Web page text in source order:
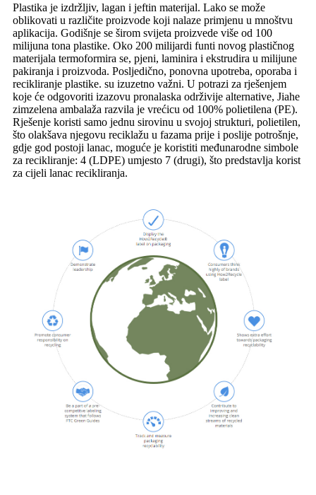
Plastika je izdržljiv, lagan i jeftin materijal. Lako se može
oblikovati u različite proizvode koji nalaze primjenu u mnoštvu
aplikacija. Godišnje se širom svijeta proizvede više od 100
milijuna tona plastike. Oko 200 milijardi funti novog plastičnog
materijala termoformira se, pjeni, laminira i ekstrudira u milijune
pakiranja i proizvoda. Posljedično, ponovna upotreba, oporaba i
recikliranje plastike. su izuzetno važni. U potrazi za rješenjem
koje će odgovoriti izazovu pronalaska održivije alternative, Jiahe
zimzelena ambalaža razvila je vrećicu od 100% polietilena (PE).
Rješenje koristi samo jednu sirovinu u svojoj strukturi, polietilen,
što olakšava njegovu reciklažu u fazama prije i poslije potrošnje,
gdje god postoji lanac, moguće je koristiti međunarodne simbole
za recikliranje: 4 (LDPE) umjesto 7 (drugi), što predstavlja korist
za cijeli lanac recikliranja.